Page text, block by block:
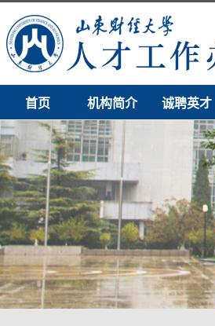
首页 机构简介 诚聘英才